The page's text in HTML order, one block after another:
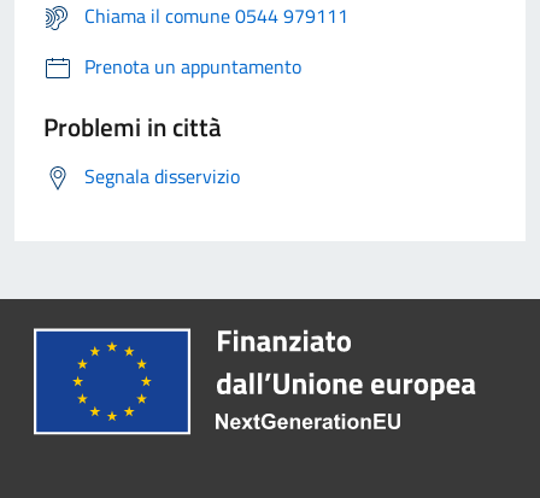
Chiama il comune 0544 979111
Prenota un appuntamento
Problemi in città
Segnala disservizio